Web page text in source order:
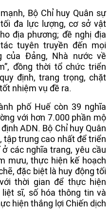
Bộ Chỉ huy Quân sự
đa lực lượng, cơ sở vật
địa phương; đề nghị địa
tuyên truyền đến mọi
của Đảng, Nhà nước về
đồng thời tổ chức triển
định, trang trọng, chặt
nhiệm vụ đề ra.
phố Huế còn 39 nghĩa
với hơn 7.000 phần mộ
ADN. Bộ Chỉ huy Quân
tập trung cao nhất để triển
các nghĩa trang, yêu cầu
mưu, thực hiện kế hoạch
đặc biệt là huy động tối
thời gian để thực hiện
sĩ, số hóa thông tin và
hiện thắng lợi Chiến dịch